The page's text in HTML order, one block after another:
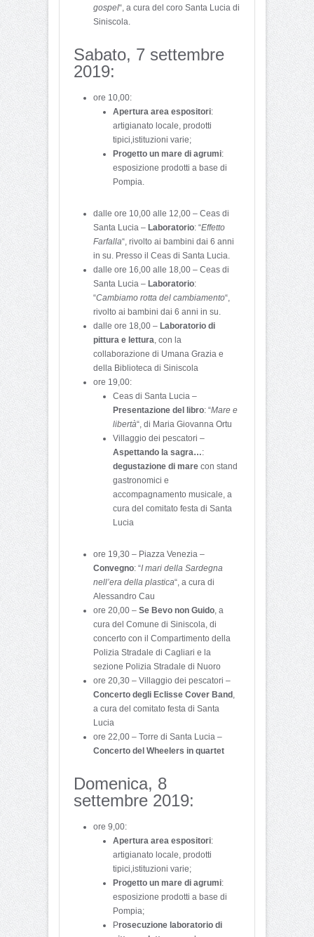
gospel“, a cura del coro Santa Lucia di
Siniscola.
Sabato, 7 settembre
2019:
ore 10,00:
Apertura area espositori:
artigianato locale, prodotti
tipici,istituzioni varie;
Progetto un mare di agrumi:
esposizione prodotti a base di
Pompia.
dalle ore 10,00 alle 12,00 – Ceas di
Santa Lucia – Laboratorio: “Effetto
Farfalla“, rivolto ai bambini dai 6 anni
in su. Presso il Ceas di Santa Lucia.
dalle ore 16,00 alle 18,00 – Ceas di
Santa Lucia – Laboratorio:
“Cambiamo rotta del cambiamento“,
rivolto ai bambini dai 6 anni in su.
dalle ore 18,00 – Laboratorio di
pittura e lettura, con la
collaborazione di Umana Grazia e
della Biblioteca di Siniscola
ore 19,00:
Ceas di Santa Lucia –
Presentazione del libro: “Mare e
libertà“, di Maria Giovanna Ortu
Villaggio dei pescatori –
Aspettando la sagra…:
degustazione di mare con stand
gastronomici e
accompagnamento musicale, a
cura del comitato festa di Santa
Lucia
ore 19,30 – Piazza Venezia –
Convegno: “I mari della Sardegna
nell’era della plastica“, a cura di
Alessandro Cau
ore 20,00 –Se Bevo non Guido, a
cura del Comune di Siniscola, di
concerto con il Compartimento della
Polizia Stradale di Cagliari e la
sezione Polizia Stradale di Nuoro
ore 20,30 – Villaggio dei pescatori –
Concerto degli Eclisse Cover Band ,
a cura del comitato festa di Santa
Lucia
ore 22,00 – Torre di Santa Lucia –
Concerto del Wheelers in quartet
Domenica, 8
settembre 2019:
ore 9,00:
Apertura area espositori:
artigianato locale, prodotti
tipici,istituzioni varie;
Progetto un mare di agrumi:
esposizione prodotti a base di
Pompia;
Prosecuzione laboratorio di